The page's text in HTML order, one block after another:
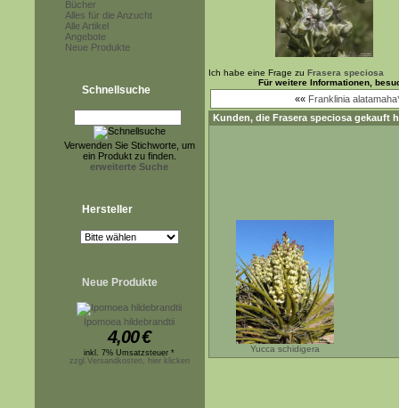
Bücher
Alles für die Anzucht
Alle Artikel
Angebote
Neue Produkte
Schnellsuche
Verwenden Sie Stichworte, um
ein Produkt zu finden.
erweiterte Suche
Hersteller
Neue Produkte
Ipomoea hildebrandtii
4,00€
inkl. 7% Umsatzsteuer *
zzgl.Versandkosten, hier klicken
Ich habe eine Frage zu Frasera speciosa
Für weitere Informationen,
«« Franklinia
Kunden, die Frasera speciosa gekauft
Yucca schidigera